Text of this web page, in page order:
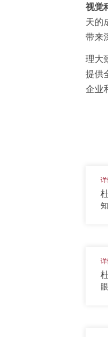
视觉
天的
带来
理大
提供
企业